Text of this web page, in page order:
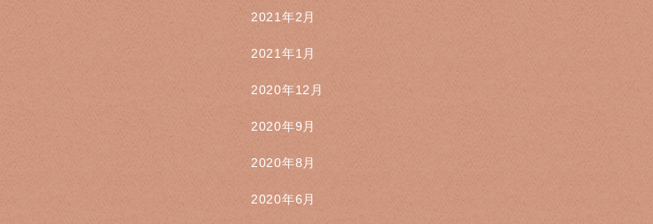
2021年2月
2021年1月
2020年12月
2020年9月
2020年8月
2020年6月